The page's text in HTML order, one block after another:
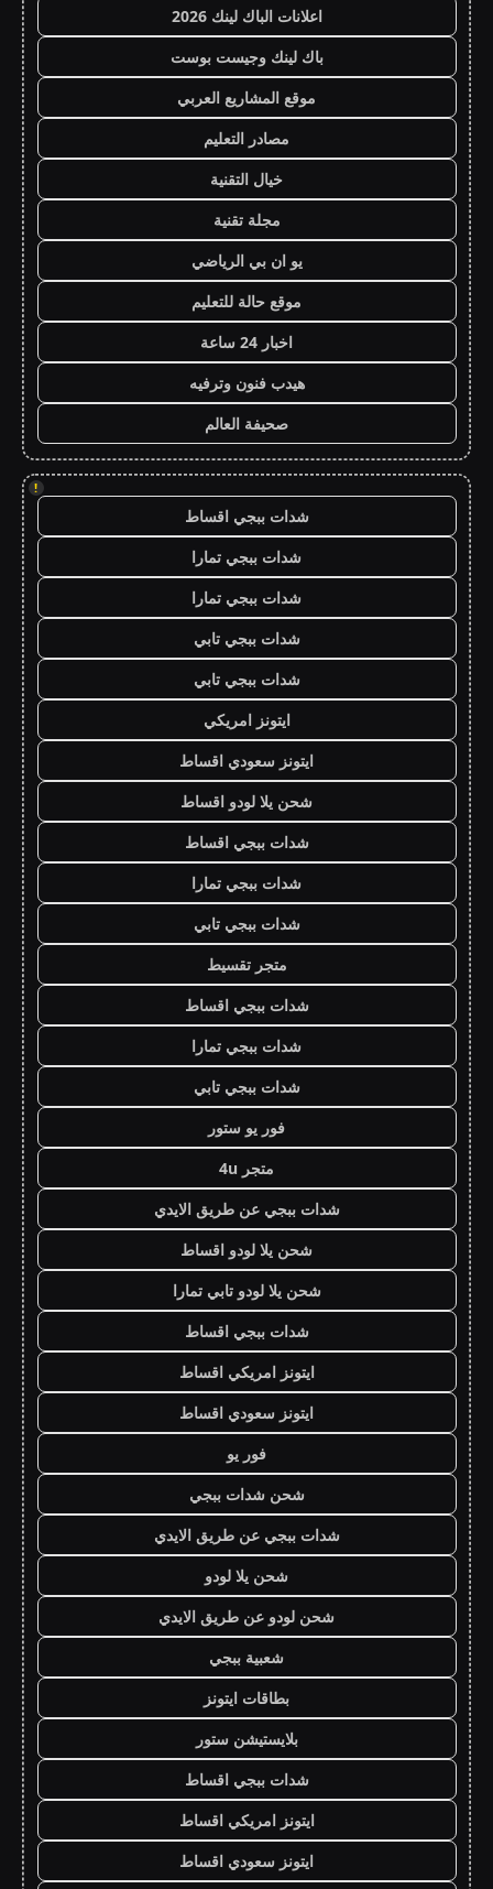
اعلانات الباك لينك 2026
باك لينك وجيست بوست
موقع المشاريع العربي
مصادر التعليم
خيال التقنية
مجلة تقنية
يو ان بي الرياضي
موقع حالة للتعليم
اخبار 24 ساعة
هيدب فنون وترفيه
صحيفة العالم
!
شدات ببجي اقساط
شدات ببجي تمارا
شدات ببجي تمارا
شدات ببجي تابي
شدات ببجي تابي
ايتونز امريكي
ايتونز سعودي اقساط
شحن يلا لودو اقساط
شدات ببجي اقساط
شدات ببجي تمارا
شدات ببجي تابي
متجر تقسيط
شدات ببجي اقساط
شدات ببجي تمارا
شدات ببجي تابي
فور يو ستور
متجر 4u
شدات ببجي عن طريق الايدي
شحن يلا لودو اقساط
شحن يلا لودو تابي تمارا
شدات ببجي اقساط
ايتونز امريكي اقساط
ايتونز سعودي اقساط
فور يو
شحن شدات ببجي
شدات ببجي عن طريق الايدي
شحن يلا لودو
شحن لودو عن طريق الايدي
شعبية ببجي
بطاقات ايتونز
بلايستيشن ستور
شدات ببجي اقساط
ايتونز امريكي اقساط
ايتونز سعودي اقساط